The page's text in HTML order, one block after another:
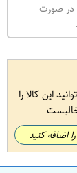
در صورت
این کالا را
اضافه کنید